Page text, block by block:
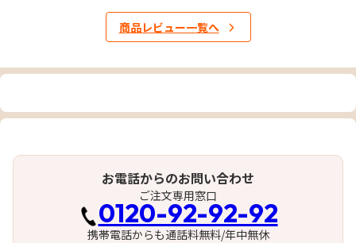
商品レビュー一覧へ
お電話からのお問い合わせ
ご注文専用窓口
0120-92-92-92
携帯電話からも通話料無料/年中無休